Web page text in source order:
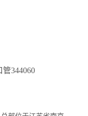
344060